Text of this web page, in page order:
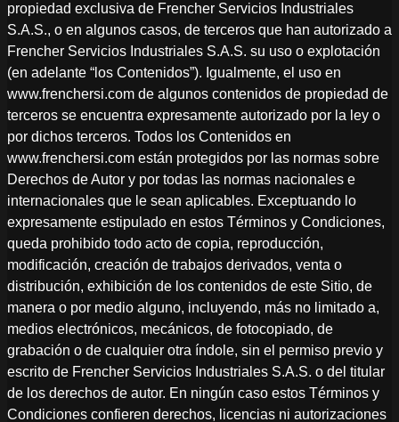
propiedad exclusiva de Frencher Servicios Industriales
S.A.S., o en algunos casos, de terceros que han autorizado a
Frencher Servicios Industriales S.A.S. su uso o explotación
(en adelante “los Contenidos”). Igualmente, el uso en
www.frenchersi.com de algunos contenidos de propiedad de
terceros se encuentra expresamente autorizado por la ley o
por dichos terceros. Todos los Contenidos en
www.frenchersi.com están protegidos por las normas sobre
Derechos de Autor y por todas las normas nacionales e
internacionales que le sean aplicables. Exceptuando lo
expresamente estipulado en estos Términos y Condiciones,
queda prohibido todo acto de copia, reproducción,
modificación, creación de trabajos derivados, venta o
distribución, exhibición de los contenidos de este Sitio, de
manera o por medio alguno, incluyendo, más no limitado a,
medios electrónicos, mecánicos, de fotocopiado, de
grabación o de cualquier otra índole, sin el permiso previo y
escrito de Frencher Servicios Industriales S.A.S. o del titular
de los derechos de autor. En ningún caso estos Términos y
Condiciones confieren derechos, licencias ni autorizaciones